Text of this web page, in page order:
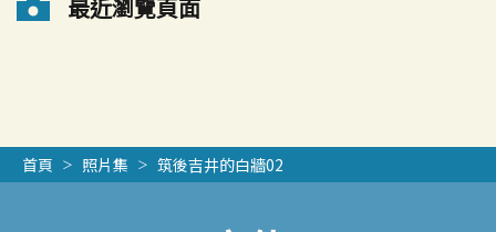
最近瀏覽頁面
首頁 照片集 筑後吉井的白牆02